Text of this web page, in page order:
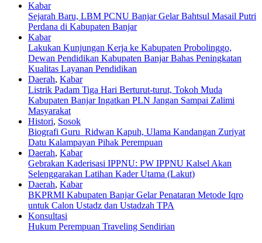
Kabar
Sejarah Baru, LBM PCNU Banjar Gelar Bahtsul Masail Putri
Perdana di Kabupaten Banjar
Kabar
Lakukan Kunjungan Kerja ke Kabupaten Probolinggo,
Dewan Pendidikan Kabupaten Banjar Bahas Peningkatan
Kualitas Layanan Pendidikan
Daerah, Kabar
Listrik Padam Tiga Hari Berturut-turut, Tokoh Muda
Kabupaten Banjar Ingatkan PLN Jangan Sampai Zalimi
Masyarakat
Histori, Sosok
Biografi Guru Ridwan Kapuh, Ulama Kandangan Zuriyat
Datu Kalampayan Pihak Perempuan
Daerah, Kabar
Gebrakan Kaderisasi IPPNU: PW IPPNU Kalsel Akan
Selenggarakan Latihan Kader Utama (Lakut)
Daerah, Kabar
BKPRMI Kabupaten Banjar Gelar Penataran Metode Iqro
untuk Calon Ustadz dan Ustadzah TPA
Konsultasi
Hukum Perempuan Traveling Sendirian